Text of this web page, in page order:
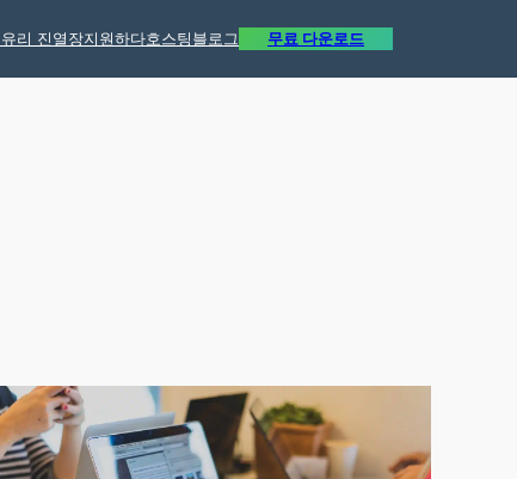
유리 진열장지원하다호스팅블로그 무료 다운로드